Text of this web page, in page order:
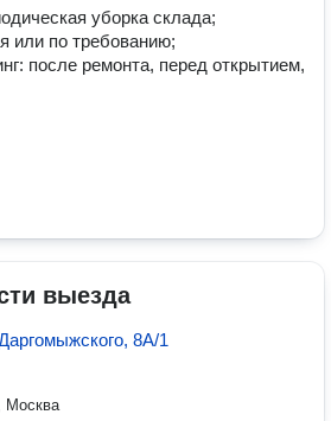
уборка склада;
или по требованию;
после ремонта, перед открытием,
выезда
8А/1
Москва